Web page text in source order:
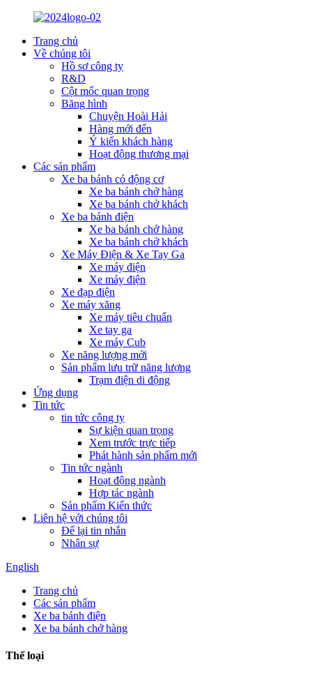
Trang chủ
Về chúng tôi
Hồ sơ công ty
R&D
Cột mốc quan trọng
Băng hình
Chuyện Hoài Hải
Hàng mới đến
Ý kiến ​​khách hàng
Hoạt động thương mại
Các sản phẩm
Xe ba bánh có động cơ
Xe ba bánh chở hàng
Xe ba bánh chở khách
Xe ba bánh điện
Xe ba bánh chở hàng
Xe ba bánh chở khách
Xe Máy Điện & Xe Tay Ga
Xe máy điện
Xe máy điện
Xe đạp điện
Xe máy xăng
Xe máy tiêu chuẩn
Xe tay ga
Xe máy Cub
Xe năng lượng mới
Sản phẩm lưu trữ năng lượng
Trạm điện di động
Ứng dụng
Tin tức
tin tức công ty
Sự kiện quan trọng
Xem trước trực tiếp
Phát hành sản phẩm mới
Tin tức ngành
Hoạt động ngành
Hợp tác ngành
Sản phẩm Kiến thức
Liên hệ với chúng tôi
Để lại tin nhắn
Nhân sự
English
Trang chủ
Các sản phẩm
Xe ba bánh điện
Xe ba bánh chở hàng
Thể loại